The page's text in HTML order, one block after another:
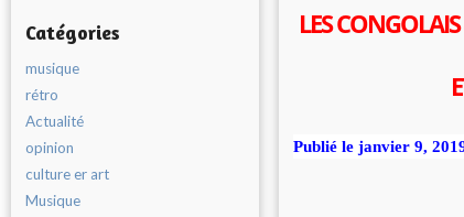
Catégories
musique
rétro
Actualité
opinion
culture er art
Musique
LES
Publié le janvier 9,